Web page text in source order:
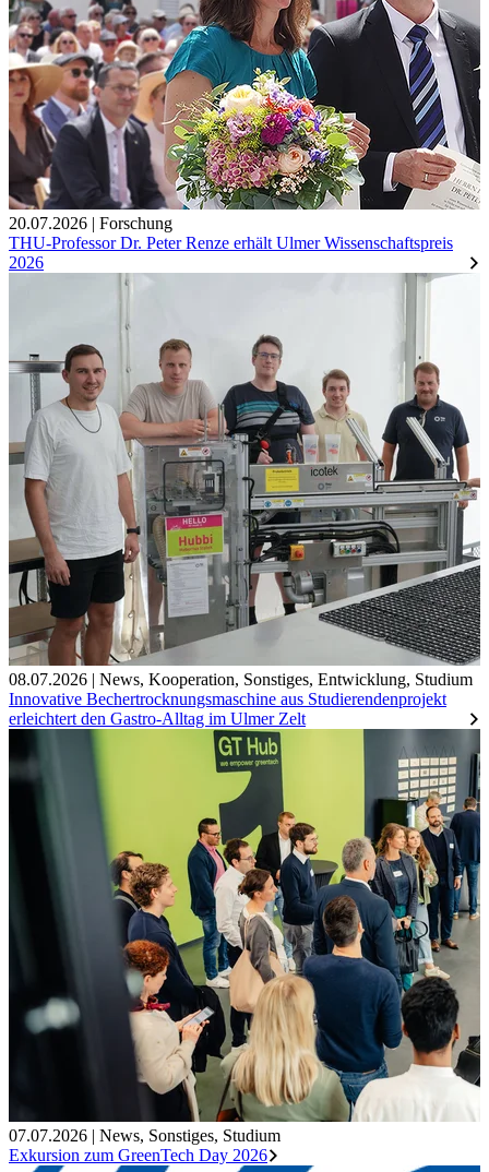
20.07.2026 | Forschung
THU-Professor Dr. Peter Renze erhält Ulmer Wissenschaftspreis
2026
08.07.2026 | News, Kooperation, Sonstiges, Entwicklung, Studium
Innovative Bechertrocknungsmaschine aus Studierendenprojekt
erleichtert den Gastro-Alltag im Ulmer Zelt
07.07.2026 | News, Sonstiges, Studium
Exkursion zum GreenTech Day 2026